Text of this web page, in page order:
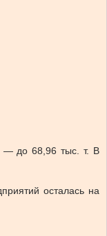
— до 68,96 тыс. т. В
осталась на